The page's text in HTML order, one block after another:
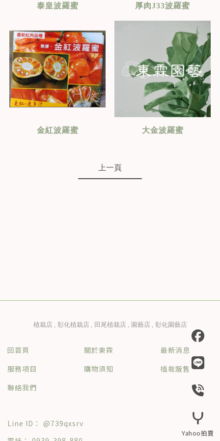
泰皇波羅蜜 厚肉J33波羅蜜
金紅波羅蜜 大金波羅蜜
上一頁
@739qxsrv
回首頁 關於東霖
最新消息
服務項目
購物須知
植栽販售
聯絡我們
植栽店 彰化植栽店 田尾植栽店 園藝店 彰化園藝店